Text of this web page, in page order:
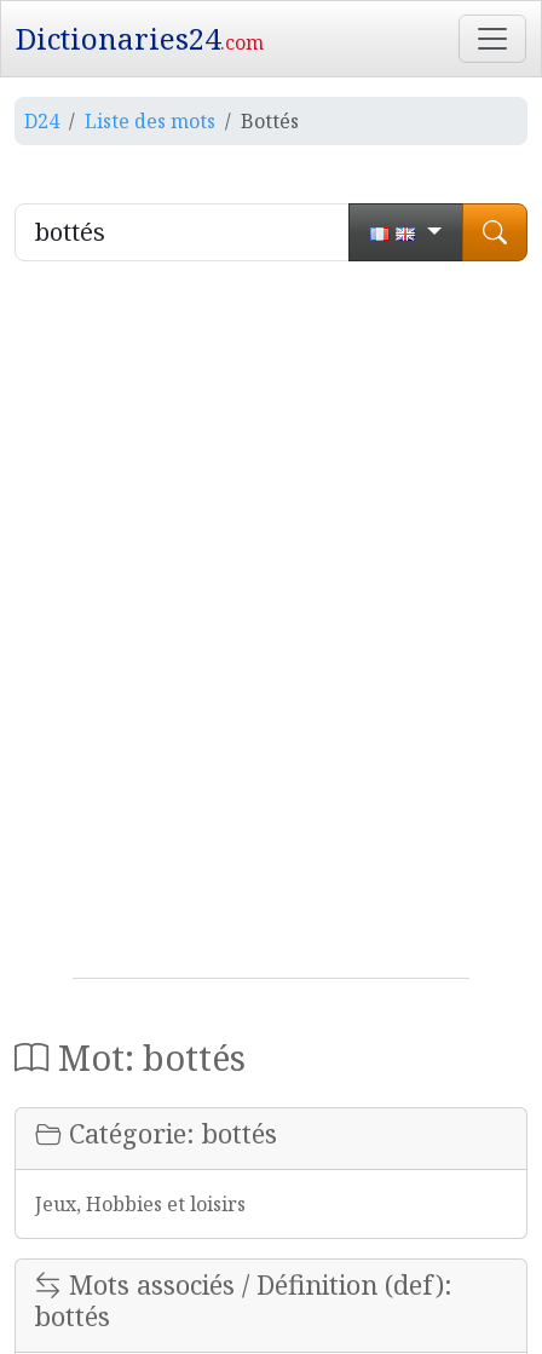
Dictionaries24.com
D24 Liste des mots Bottés
Mot: bottés
Catégorie: bottés
Jeux, Hobbies et loisirs
Mots associés / Définition (def):
bottés